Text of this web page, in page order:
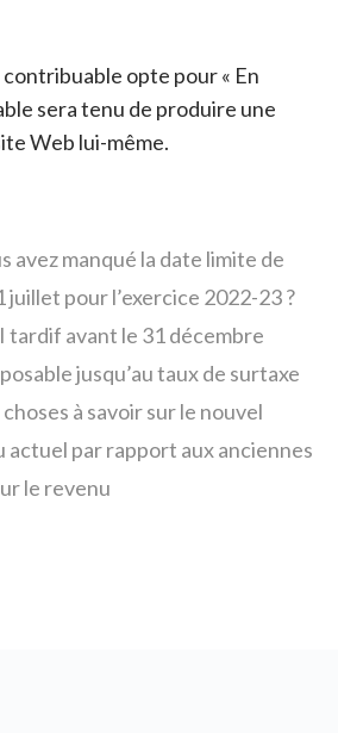
contribuable opte pour « En
sera tenu de produire une
Web lui-même.
avez manqué la date limite de
juillet pour l’exercice 2022-23 ?
tardif avant le 31 décembre
jusqu’au taux de surtaxe
à savoir sur le nouvel
actuel par rapport aux anciennes
le revenu